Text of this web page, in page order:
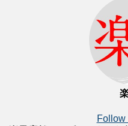
Follow